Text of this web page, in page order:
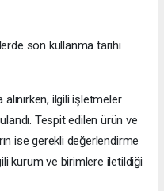
son kullanma tarihi
ilgili işletmeler
Tespit edilen ürün ve
ise gerekli değerlendirme
kurum ve birimlere iletildiği